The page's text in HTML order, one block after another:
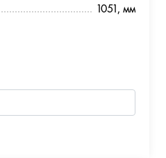
1051, мм